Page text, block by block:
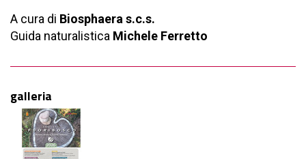
A cura di Biosphaera s.c.s.
Guida naturalistica Michele Ferretto
galleria